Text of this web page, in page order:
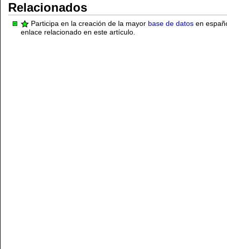
Relacionados
Participa en la creación de la mayor base de datos en
enlace relacionado en este artículo.